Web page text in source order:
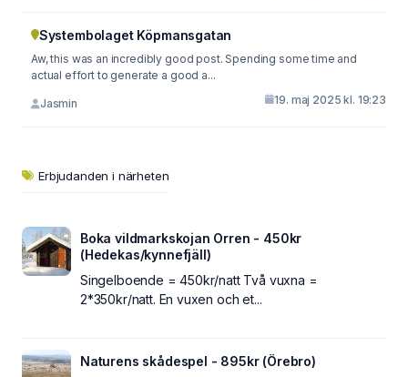
Systembolaget Köpmansgatan
Aw, this was an incredibly good post. Spending some time and
actual effort to generate a good a...
Jasmin 19. maj 2025 kl. 19:23
Erbjudanden i närheten
Boka vildmarkskojan Orren - 450kr
(Hedekas/kynnefjäll)
Singelboende = 450kr/natt Två vuxna =
2*350kr/natt. En vuxen och et...
Naturens skådespel - 895kr (Örebro)